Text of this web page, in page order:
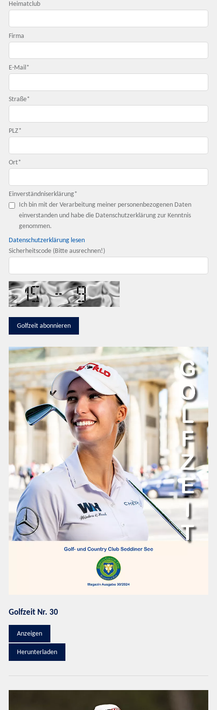
Heimatclub
Firma
E-Mail *
Straße*
PLZ*
Ort*
Einverständniserklärung*
Ich bin mit der Verarbeitung meiner personenbezogenen Daten
einverstanden und habe die Datenschutzerklärung zur Kenntnis
genommen.
Datenschutzerklärung lesen
Sicherheitscode (Bitte ausrechnen!)
Golfzeit Nr. 30
Anzeigen
Herunterladen